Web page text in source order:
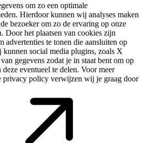
om zo een optimale
Hierdoor kunnen wij analyses maken
bezoeker om zo de ervaring op onze
Door het plaatsen van cookies zijn
advertenties te tonen die aansluiten op
kunnen social media plugins, zoals X
gegevens zodat je in staat bent om op
deze eventueel te delen. Voor meer
privacy policy verwijzen wij je graag door